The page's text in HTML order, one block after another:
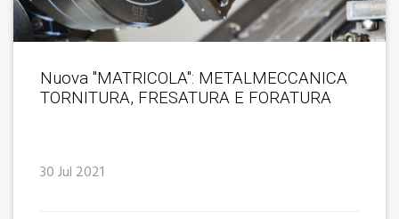
Nuova "MATRICOLA": METALMECCANICA
TORNITURA, FRESATURA E FORATURA
30 Jul 2021